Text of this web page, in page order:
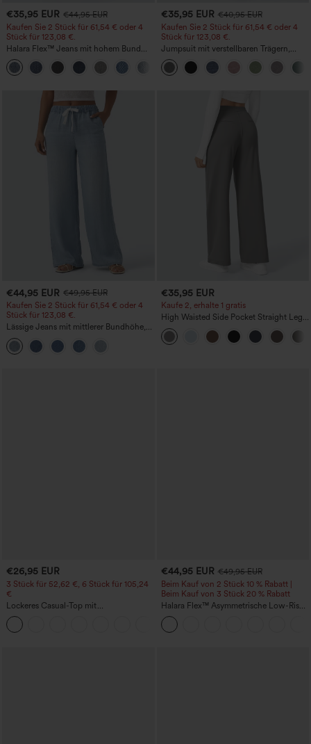
€35,95 EUR €44,95 EUR
Kaufen Sie 2 Stück für 61,54 € oder 4
Stück für 123,08 €.
Halara Flex™ Jeans mit hohem Bund
und Taschen, gewaschener, lässiger
Bootcut
+5
€35,95 EUR €40,95 EUR
Kaufen Sie 2 Stück für 61,54 € oder 4
Stück für 123,08 €.
Jumpsuit mit verstellbaren Trägern,
gerafftem Detail, weitem Bein und
meliertem Stoff, lässig, mit Taschen -
Easy Peezy
€44,95 EUR €49,95 EUR
Kaufen Sie 2 Stück für 61,54 € oder 4
Stück für 123,08 €.
Lässige Jeans mit mittlerer Bundhöhe,
Kordelzug und Taschen
€35,95 EUR
Kaufe 2, erhalte 1 gratis
High Waisted Side Pocket Straight Leg
Work Pants
€26,95 EUR
3 Stück für 52,62 €, 6 Stück für 105,24
€
Lockeres Casual-Top mit
Rundhalsausschnitt und
Fledermausärmeln
€44,95 EUR €49,95 EUR
Beim Kauf von 2 Stück 10 % Rabatt |
Beim Kauf von 3 Stück 20 % Rabatt
Halara Flex™ Asymmetrische Low-Rise-
Jeans mit Reißverschlusstaschen,
Baggy-Stil, weitem Bein, gewaschen,
lässig